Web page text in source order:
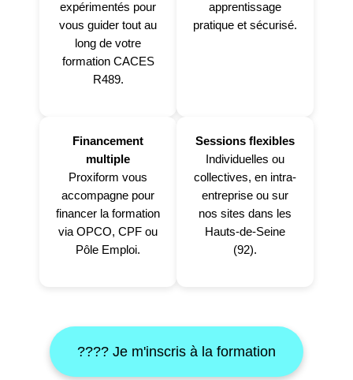
expérimentés pour
vous guider tout au
long de votre
formation CACES
R489.
apprentissage
pratique et sécurisé.
Financement
multiple
Proxiform vous
accompagne pour
financer la formation
via OPCO, CPF ou
Pôle Emploi.
Sessions flexibles
Individuelles ou
collectives, en intra-
entreprise ou sur
nos sites dans les
Hauts-de-Seine
(92).
???? Je m'inscris à la formation